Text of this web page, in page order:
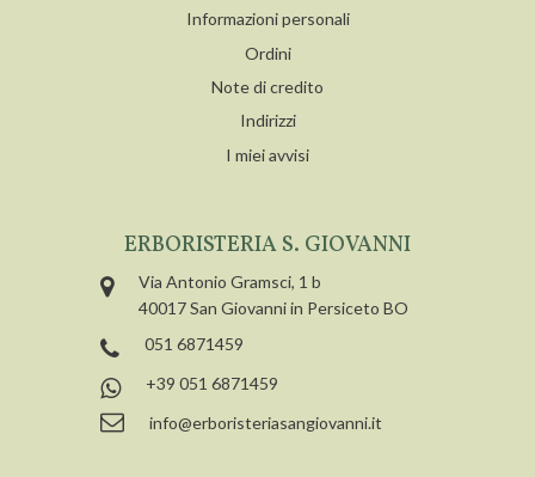
Informazioni personali
Ordini
Note di credito
Indirizzi
I miei avvisi
ERBORISTERIA S. GIOVANNI
Via Antonio Gramsci, 1 b
40017 San Giovanni in Persiceto BO
051 6871459
+39 051 6871459
info@erboristeriasangiovanni.it